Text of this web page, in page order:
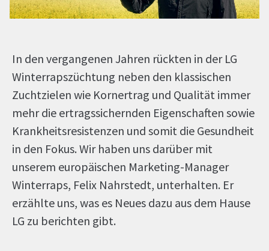
In den vergangenen Jahren rückten in der LG
Winterrapszüchtung neben den klassischen
Zuchtzielen wie Kornertrag und Qualität immer
mehr die ertragssichernden Eigenschaften sowie
Krankheitsresistenzen und somit die Gesundheit
in den Fokus. Wir haben uns darüber mit
unserem europäischen Marketing-Manager
Winterraps, Felix Nahrstedt, unterhalten. Er
erzählte uns, was es Neues dazu aus dem Hause
LG zu berichten gibt.